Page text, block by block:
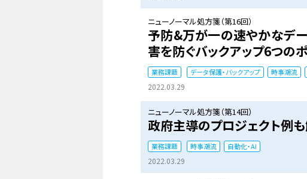
ニューノーマル処方箋（第16回）
予防&万が一の速やかなデ
害を防ぐバックアップ6つの
業務課題 データ保護・バックアップ 時事潮流
2022.03.29
ニューノーマル処方箋（第14回）
政府主導のプロジェクト例も
業務課題 時事潮流 自動化・AI
2022.03.29